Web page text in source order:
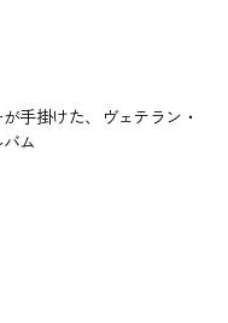
手掛けた、ヴェテラン・
ム